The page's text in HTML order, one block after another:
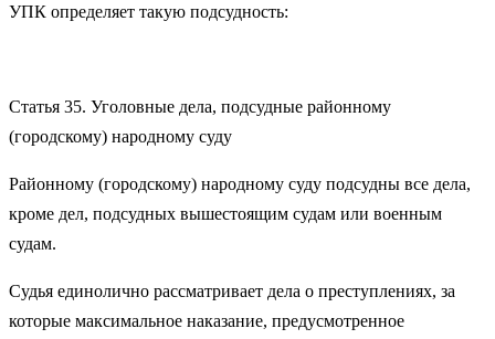
УПК определяет такую подсудность:
Статья 35. Уголовные дела, подсудные районному
(городскому) народному суду
Районному (городскому) народному суду подсудны все дела,
кроме дел, подсудных вышестоящим судам или военным
судам.
Судья единолично рассматривает дела о преступлениях, за
которые максимальное наказание, предусмотренное